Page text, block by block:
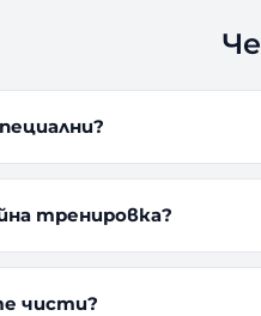
тренировка?
чисти?